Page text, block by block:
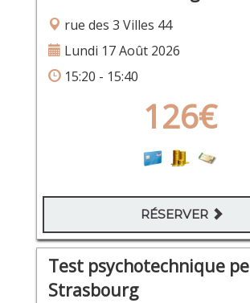
rue des 3 Villes 44
Lundi 17 Août 2026
15:20 - 15:40
126€
RÉSERVER
Test psychotechnique
Strasbourg